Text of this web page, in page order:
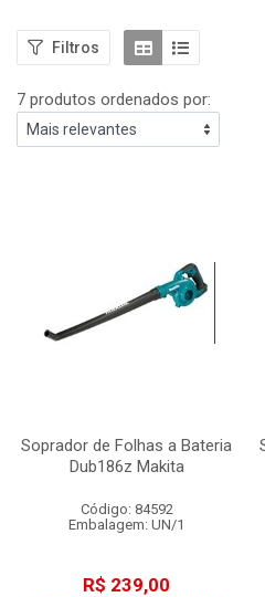
Filtros
7 produtos ordenados por:
Soprador de Folhas a Bateria
Dub186z Makita
Código: 84592
Embalagem: UN/1
R$ 239,00